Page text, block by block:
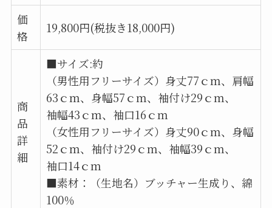
価
格
19,800円(税抜き18,000円)
商
品
詳
細
■サイズ:約
（男性用フリーサイズ）身丈77ｃｍ、肩幅
63ｃｍ、身幅57ｃｍ、袖付け29ｃｍ、
袖幅43ｃｍ、袖口16ｃｍ
（女性用フリーサイズ）身丈90ｃｍ、身幅
52ｃｍ、袖付け29ｃｍ、袖幅39ｃｍ、
袖口14ｃｍ
■素材：（生地名）ブッチャー生成り、綿
100％